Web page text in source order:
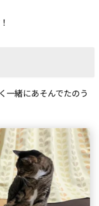
一緒にあそんでたのう